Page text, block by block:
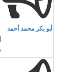
أبو بكر محمد أحمد